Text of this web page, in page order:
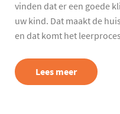
vinden dat er een goede
uw kind. Dat maakt de
en dat komt het
Lees meer